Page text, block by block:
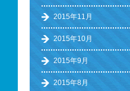
2015年11月
2015年10月
2015年9月
2015年8月